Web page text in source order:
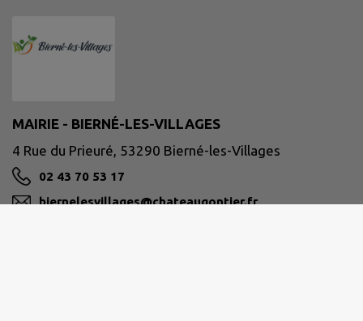
MAIRIE - BIERNÉ-LES-VILLAGES
4 Rue du Prieuré, 53290 Bierné-les-Villages
02 43 70 53 17
biernelesvillages@chateaugontier.fr